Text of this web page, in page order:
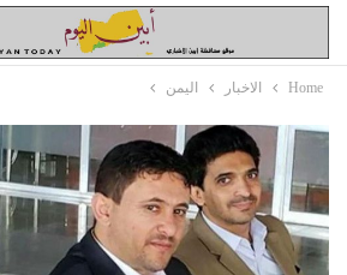
Home الاخبار اليمن